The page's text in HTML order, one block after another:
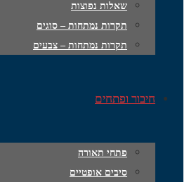
שאלות נפוצות
תקרות נמתחות – סוגים
תקרות נמתחות – צבעים
חיבור ופתחים
פתחי תאורה
סיבים אופטיים